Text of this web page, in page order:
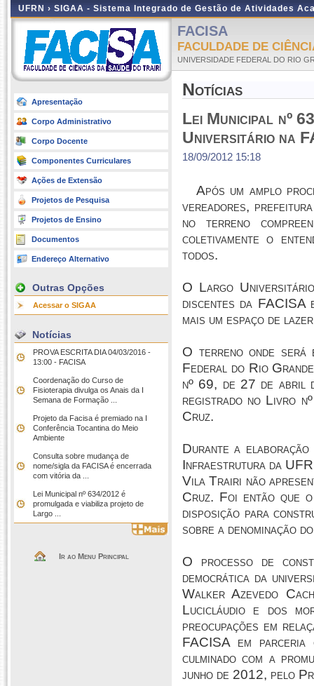
UFRN › SIGAA - Sistema Integrado de Gestão de Atividades
Apresentação
Corpo Administrativo
Corpo Docente
Componentes Curriculares
Ações de Extensão
Projetos de Pesquisa
Projetos de Ensino
Documentos
Endereço Alternativo
Outras Opções
Acessar o SIGAA
Notícias
PROVA ESCRITA DIA 04/03/2016 -
13:00 - FACISA
Coordenação do Curso de
Fisioterapia divulga os Anais da I
Semana de Formação ...
Projeto da Facisa é premiado na I
Conferência Tocantina do Meio
Ambiente
Consulta sobre mudança de
nome/sigla da FACISA é encerrada
com vitória da ...
Lei Municipal nº 634/2012 é
promulgada e viabiliza projeto de
Largo ...
Ir ao Menu Principal
FACISA
FACULDADE DE
UNIVERSIDADE FEDERAL DO RIO
Notícias
Lei Municipal nº
Universitário na
18/09/2012 15:18
Após um amplo
vereadores,
no terreno
coletivamente o
todos.
O Largo
discentes da FACISA
mais um espaço de
O terreno onde será
Federal do Rio
nº 69, de 27 de abril
registrado no Livro
Cruz.
Durante a
Infraestrutura da
Vila Trairi não
Cruz. Foi então que
disposição para
sobre a denominação
O processo de
democrática da
Walker Azevedo
Lucicláudio e dos
preocupações em
FACISA em parceria
culminado com a
junho de 2012, pelo